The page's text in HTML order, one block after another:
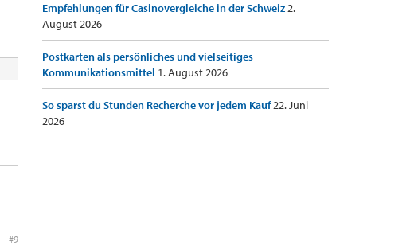
#9
Empfehlungen für Casinovergleiche in der Schweiz2.
August 2026
Postkarten als persönliches und vielseitiges
Kommunikationsmittel 1. August 2026
So sparst du Stunden Recherche vor jedem Kauf22. Juni
2026